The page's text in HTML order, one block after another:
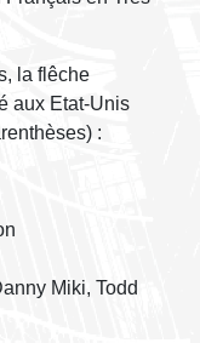
la flêche
aux Etat-Unis
:
Miki, Todd